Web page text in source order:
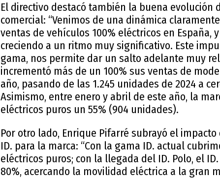
El directivo destacó también la buena evolución
comercial: “Venimos de una dinámica
ventas de vehículos 100% eléctricos en España,
creciendo a un ritmo muy significativo. Este
gama, nos permite dar un salto adelante muy
incrementó más de un 100% sus ventas de
año, pasando de las 1.245 unidades de 2024 a
Asimismo, entre enero y abril de este año, la
eléctricos puros un 55% (904 unidades).
Por otro lado, Enrique Pifarré subrayó el
ID. para la marca: “Con la gama ID. actual
eléctricos puros; con la llegada del ID. Polo, el ID.
80%, acercando la movilidad eléctrica a la gran